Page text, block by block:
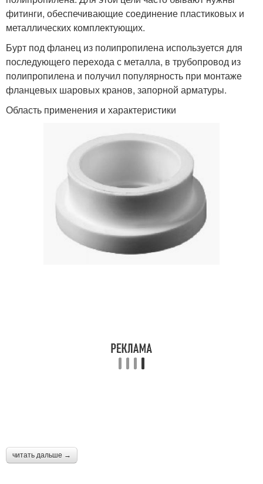
фитинги, обеспечивающие соединение пластиковых и
металлических комплектующих.
Бурт под фланец из полипропилена используется для
последующего перехода с металла, в трубопровод из
полипропилена и получил популярность при монтаже
фланцевых шаровых кранов, запорной арматуры.
Область применения и характеристики
читать дальше →